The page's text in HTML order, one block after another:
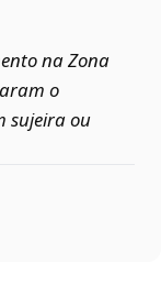
na Zona
o
sujeira ou